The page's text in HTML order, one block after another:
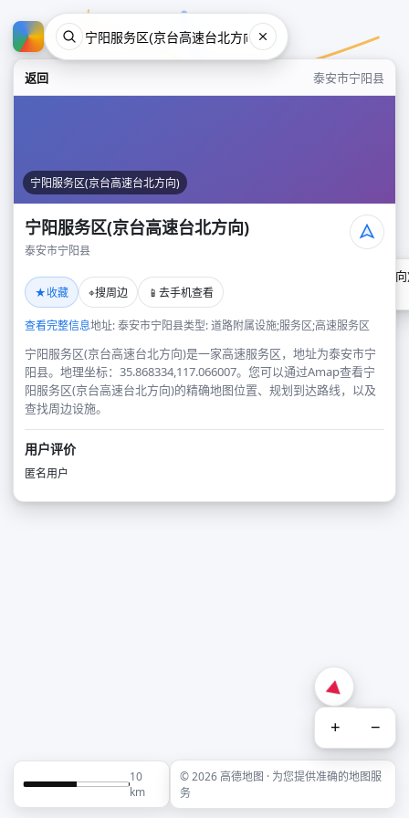
返回 泰安市宁阳县
宁阳服务区(京台高速台北方向)
宁阳服务区(京台高速台北方向)
泰安市宁阳县
★收藏 ⌖搜周边 📱 去手机查看
查看完整信息地址: 泰安市宁阳县类型: 道路附属设施;服务区;高速服务区
宁阳服务区(京台高速台北方向)是一家高速服务区，地址为泰安市宁
阳县。地理坐标：35.868334,117.066007。您可以通过Amap查看宁
阳服务区(京台高速台北方向)的精确地图位置、规划到达路线，以及
查找周边设施。
用户评价
匿名用户
宁阳服务区(京台高速台北方
+ −
10
km
© 2026 高德地图 · 为您提供准确的地图服
务